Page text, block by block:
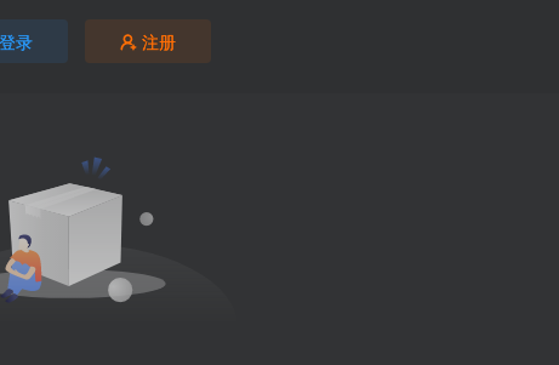
登录 注册